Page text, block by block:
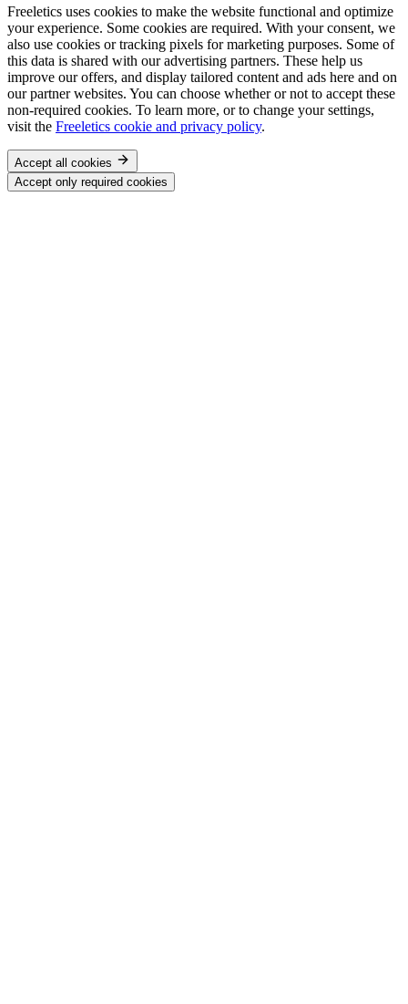
Freeletics uses cookies to make the website functional and optimize
your experience. Some cookies are required. With your consent, we
also use cookies or tracking pixels for marketing purposes. Some of
this data is shared with our advertising partners. These help us
improve our offers, and display tailored content and ads here and on
our partner websites. You can choose whether or not to accept these
non-required cookies. To learn more, or to change your settings,
visit the Freeletics cookie and privacy policy.
Accept all cookies
Accept only required cookies